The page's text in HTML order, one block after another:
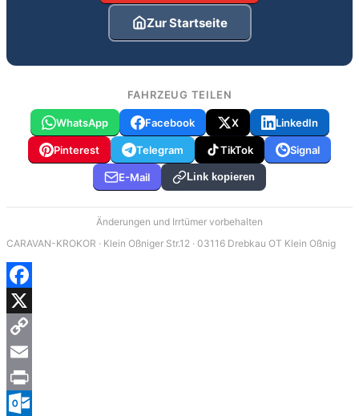
Zur Startseite
FAHRZEUG TEILEN
WhatsApp Facebook X LinkedIn
Pinterest Telegram TikTok Signal
E-Mail Link kopieren
Änderungen und Irrtümer vorbehalten
CARAVAN-KROKOR · Klein Oßniger Str.12 · 03116 Drebkau OT Klein Oßnig
Facebook
X
Copy
Link
Email
Print